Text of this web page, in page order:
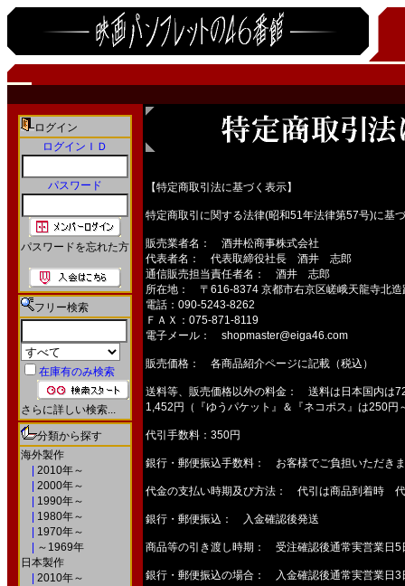
ログイン
ログインＩＤ
パスワード
パスワードを忘れた方
フリー検索
在庫有のみ検索
さらに詳しい検索...
分類から探す
海外製作
2010年～
2000年～
1990年～
1980年～
1970年～
～1969年
日本製作
2010年～
【特定商取引法に基づく表示】
特定商取引に関する法律(昭和51年法律第57号)に基
販売業者名： 酒井松商事株式会社
代表者名： 代表取締役社長 酒井 志郎
通信販売担当責任者名： 酒井 志郎
所在地： 〒616-8374 京都市右京区嵯峨天龍寺北
電話：090-5243-8262
ＦＡＸ：075-871-8119
電子メール： shopmaster@eiga46.com
販売価格： 各商品紹介ページに記載（税込）
送料等、販売価格以外の料金： 送料は日本国内は
1,452円（『ゆうパケット』＆『ネコポス』は250円
代引手数料：350円
銀行・郵便振込手数料： お客様でご負担いただき
代金の支払い時期及び方法： 代引は商品到着時
銀行・郵便振込： 入金確認後発送
商品等の引き渡し時期： 受注確認後通常実営業日5
銀行・郵便振込の場合： 入金確認後通常実営業日3